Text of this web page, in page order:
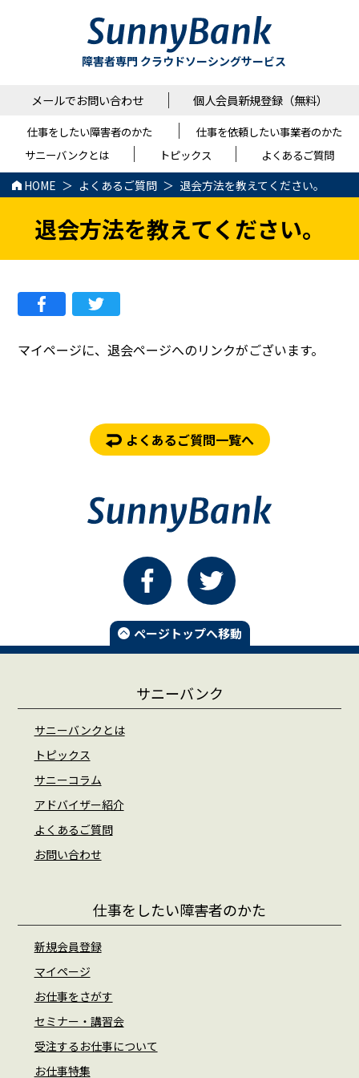
障害者専門 クラウドソーシングサービス
メールでお問い合わせ 個人会員新規登録（無料）
仕事をしたい障害者のかた
仕事を依頼したい事業者のかた
サニーバンクとは
トピックス
よくあるご質問
HOME
よくあるご質問 退会方法を教えてください。
退会方法を教えてください。
マイページに、退会ページへのリンクがございます。
よくあるご質問一覧へ
ページトップへ移動
サニーバンク
サニーバンクとは
トピックス
サニーコラム
アドバイザー紹介
よくあるご質問
お問い合わせ
仕事をしたい障害者のかた
新規会員登録
マイページ
お仕事をさがす
セミナー・講習会
受注するお仕事について
お仕事特集